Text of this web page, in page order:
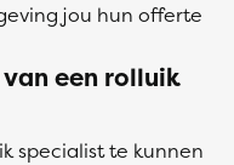
jou hun offerte
een rolluik
specialist te kunnen